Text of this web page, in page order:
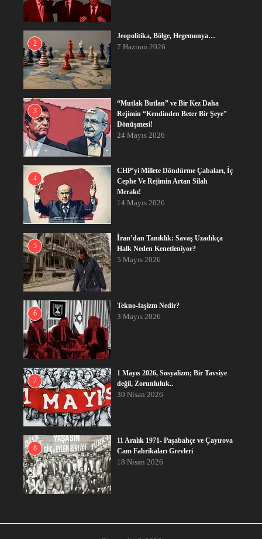
2
Jeopolitika, Bölge, Hegemonya…
7 Haziran 2026
3
“Mutlak Butlan” ve Bir Kez Daha
Rejimin “Kendinden Beter Bir Şeye”
Dönüşmesi!
24 Mayıs 2026
4
CHP’yi Millete Döndürme Çabaları, İç
Cephe Ve Rejimin Artan Silah
Merakı!
14 Mayıs 2026
5
İran’dan Tanıklık: Savaş Uzadıkça
Halk Neden Kenetleniyor?
5 Mayıs 2026
6
Tekno-faşizm Nedir?
3 Mayıs 2026
7
1 Mayıs 2026, Sosyalizm; Bir Tavsiye
değil, Zorunluluk..
30 Nisan 2026
8
11 Aralık 1971- Paşabahçe ve Çayırova
Cam Fabrikaları Grevleri
18 Nisan 2026